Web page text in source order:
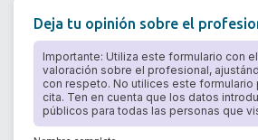
Deja tu opinión sobre el
Importante: Utiliza este formulario con
valoración sobre el profesional,
con respeto. No utilices este formulario
cita. Ten en cuenta que los datos
públicos para todas las personas que